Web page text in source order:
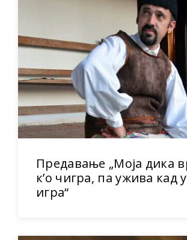
Предавање „Моја дика
к’о чигра, па ужива кад
игра“